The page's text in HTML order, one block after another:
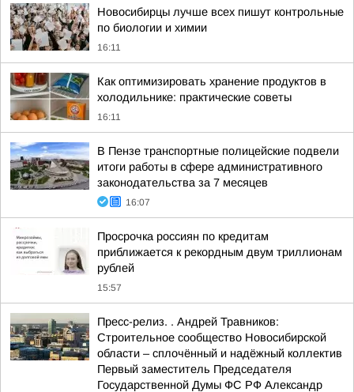
Новосибирцы лучше всех пишут контрольные
по биологии и химии
16:11
Как оптимизировать хранение продуктов в
холодильнике: практические советы
16:11
В Пензе транспортные полицейские подвели
итоги работы в сфере административного
законодательства за 7 месяцев
16:07
Просрочка россиян по кредитам
приближается к рекордным двум триллионам
рублей
15:57
Пресс-релиз. . Андрей Травников:
Строительное сообщество Новосибирской
области – сплочённый и надёжный коллектив
Первый заместитель Председателя
Государственной Думы ФС РФ Александр